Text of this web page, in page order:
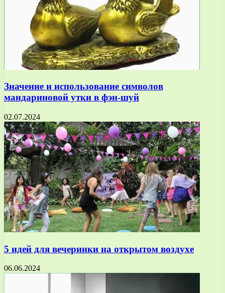
Значение и использование символов
мандариновой утки в фэн-шуй
02.07.2024
5 идей для вечеринки на открытом воздухе
06.06.2024